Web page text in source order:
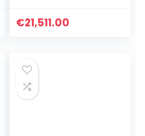
Dual-Spülbrause,
€21,511.00